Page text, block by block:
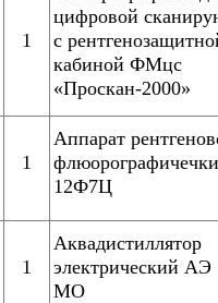
1
цифровой
с
кабиной ФМцс
«Проскан-2000»
1
Аппарат
12Ф7Ц
1
Аквадистиллятор
электрический АЭ
МО